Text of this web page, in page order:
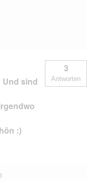
Und sind
:)
3
Antworten